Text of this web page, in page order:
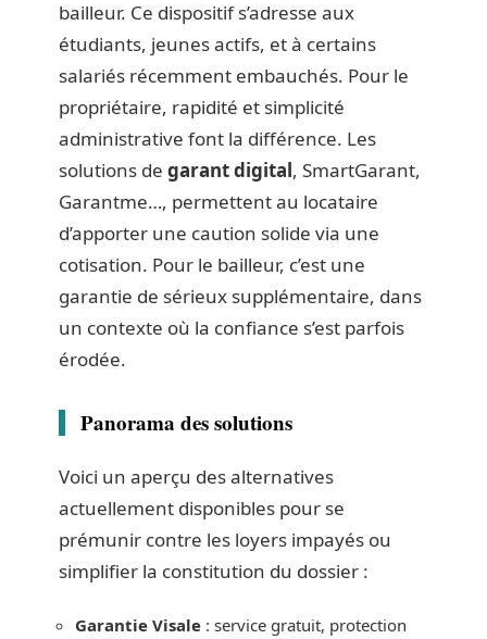
bailleur. Ce dispositif s’adresse aux
étudiants, jeunes actifs, et à certains
salariés récemment embauchés. Pour le
propriétaire, rapidité et simplicité
administrative font la différence. Les
solutions de garant digital, SmartGarant,
Garantme…, permettent au locataire
d’apporter une caution solide via une
cotisation. Pour le bailleur, c’est une
garantie de sérieux supplémentaire, dans
un contexte où la confiance s’est parfois
érodée.
Panorama des solutions
Voici un aperçu des alternatives
actuellement disponibles pour se
prémunir contre les loyers impayés ou
simplifier la constitution du dossier :
Garantie Visale : service gratuit, protection